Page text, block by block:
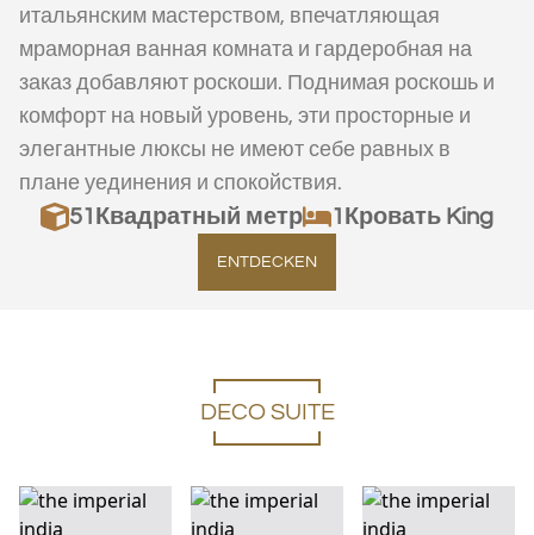
итальянским мастерством, впечатляющая
мраморная ванная комната и гардеробная на
заказ добавляют роскоши. Поднимая роскошь и
комфорт на новый уровень, эти просторные и
элегантные люксы не имеют себе равных в
плане уединения и спокойствия.
51 Квадратный метр 1Кровать King
ENTDECKEN
DECO SUITE